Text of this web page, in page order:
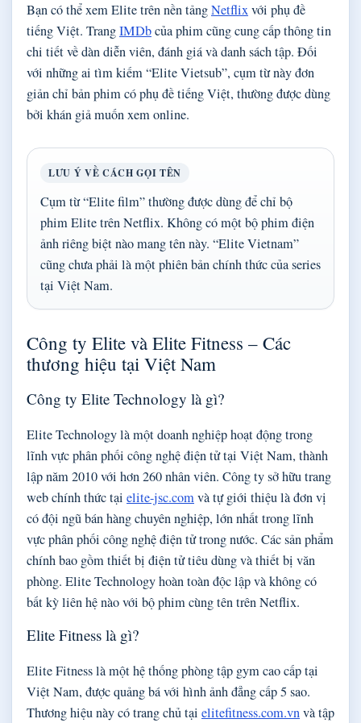
Bạn có thể xem Elite trên nền tảngNetflixvới phụ đề
tiếng Việt. TrangIMDbcủa phim cũng cung cấp thông tin
chi tiết về dàn diễn viên, đánh giá và danh sách tập. Đối
với những ai tìm kiếm “Elite Vietsub”, cụm từ này đơn
giản chỉ bản phim có phụ đề tiếng Việt, thường được dùng
bởi khán giả muốn xem online.
LƯU Ý VỀ CÁCH GỌI TÊN
Cụm từ “Elite film” thường được dùng để chỉ bộ
phim Elite trên Netflix. Không có một bộ phim điện
ảnh riêng biệt nào mang tên này. “Elite Vietnam”
cũng chưa phải là một phiên bản chính thức của series
tại Việt Nam.
Công ty Elite và Elite Fitness – Các
thương hiệu tại Việt Nam
Công ty Elite Technology là gì?
Elite Technology là một doanh nghiệp hoạt động trong
lĩnh vực phân phối công nghệ điện tử tại Việt Nam, thành
lập năm 2010 với hơn 260 nhân viên. Công ty sở hữu trang
web chính thức tại elite-jsc.comvà tự giới thiệu là đơn vị
có đội ngũ bán hàng chuyên nghiệp, lớn nhất trong lĩnh
vực phân phối công nghệ điện tử trong nước. Các sản phẩm
chính bao gồm thiết bị điện tử tiêu dùng và thiết bị văn
phòng. Elite Technology hoàn toàn độc lập và không có
bất kỳ liên hệ nào với bộ phim cùng tên trên Netflix.
Elite Fitness là gì?
Elite Fitness là một hệ thống phòng tập gym cao cấp tại
Việt Nam, được quảng bá với hình ảnh đẳng cấp 5 sao.
Thương hiệu này có trang chủ tại elitefitness.com.vnvà tập